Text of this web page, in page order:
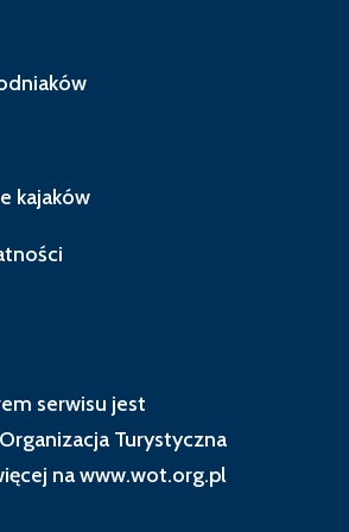
kajaków
serwisu jest
Turystyczna
nawww.wot.org.pl